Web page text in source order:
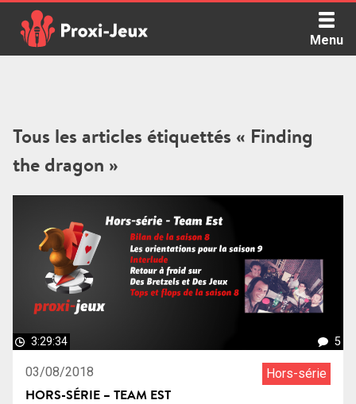
content
Menu
Tous les articles étiquettés « Finding
the dragon »
3:29:34 5
03/08/2018 Hors-série
HORS-SÉRIE – TEAM EST